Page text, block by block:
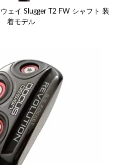
ェイ Slugger T2 FW シャフト 装
着モデル